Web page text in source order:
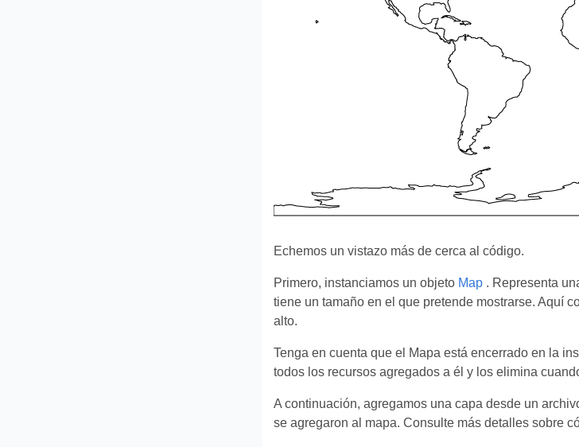
Echemos un vistazo más de cerca al código.
Primero, instanciamos un objeto Map . Representa
tiene un tamaño en el que pretende mostrarse. Aquí
alto.
Tenga en cuenta que el Mapa está encerrado en la
todos los recursos agregados a él y los elimina
A continuación, agregamos una capa desde un
se agregaron al mapa. Consulte más detalles sobre